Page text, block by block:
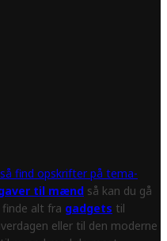
find opskrifter på tema-
til mænd så kan du gå
alt fra gadgets til
eller til den moderne